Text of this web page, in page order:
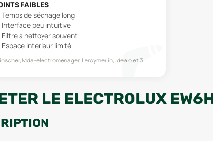
FAIBLES
Temps de séchage long
Interface peu intuitive
Filtre à nettoyer souvent
Espace intérieur limité
Mda-electromenager, Leroymerlin, Idealoet 3
LE ELECTROLUX